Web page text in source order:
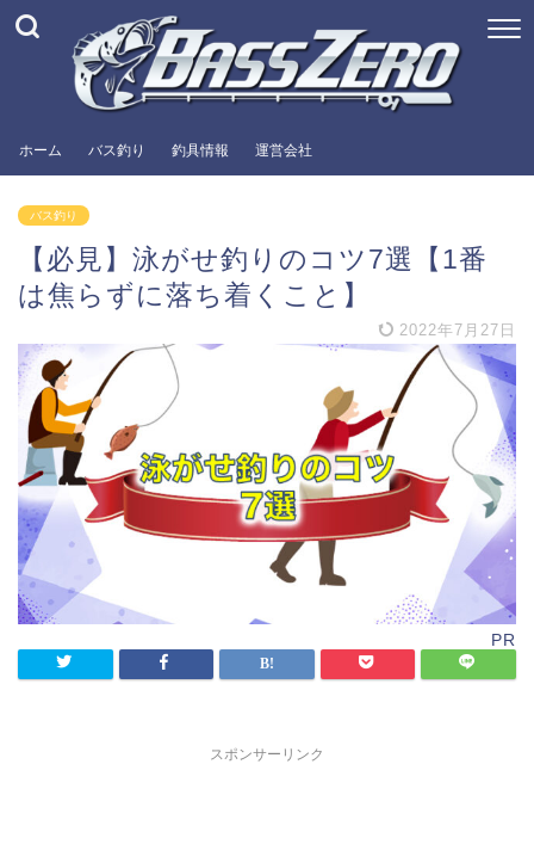
ホーム バス釣り 釣具情報 運営会社
バス釣り
【必見】泳がせ釣りのコツ7選【1番
は焦らずに落ち着くこと】
2022年7月27日
PR
スポンサーリンク